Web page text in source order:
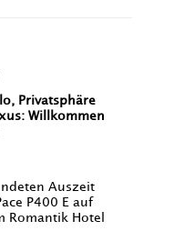
Privatsphäre
Willkommen
Auszeit
P400 E auf
Romantik Hotel